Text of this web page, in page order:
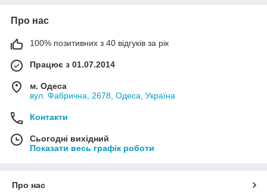
Про нас
100% позитивних з 40 відгуків за рік
Працює з 01.07.2014
м. Одеса
вул. Фабрична, 2678, Одеса, Україна
Контакти
Сьогодні вихідний
Показати весь графік роботи
Про нас